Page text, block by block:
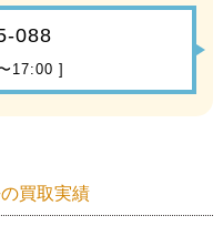
088
17:00 ]
買取実績